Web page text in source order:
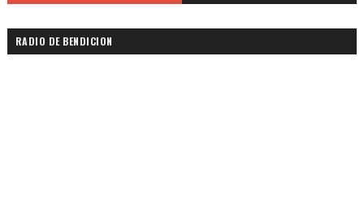
RADIO DE BENDICION